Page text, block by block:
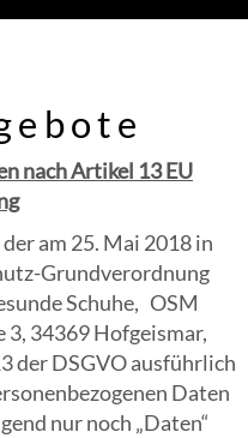
nach Artikel 13 EU
am 25. Mai 2018 in
Grundverordnung
Schuhe, OSM
3, 34369 Hofgeismar,
der DSGVO ausführlich
Daten
nur noch „Daten“